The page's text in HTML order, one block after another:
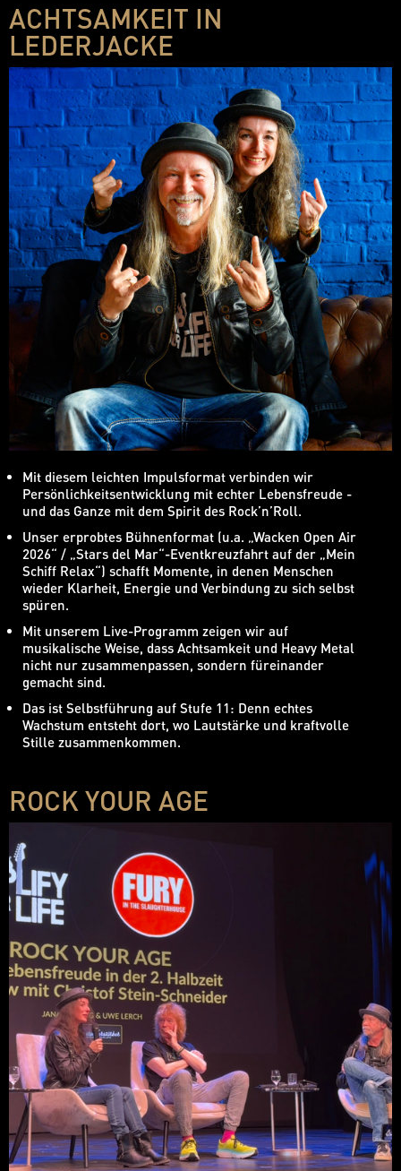
ACHTSAMKEIT IN
LEDERJACKE
Mit diesem leichten Impulsformat verbinden wir
Persönlichkeitsentwicklung mit echter Lebensfreude -
und das Ganze mit dem Spirit des Rock’n’Roll.
Unser erprobtes Bühnenformat (u.a. „Wacken Open Air
2026“ / „Stars del Mar“-Eventkreuzfahrt auf der „Mein
Schiff Relax“) schafft Momente, in denen Menschen
wieder Klarheit, Energie und Verbindung zu sich selbst
spüren.
Mit unserem Live-Programm zeigen wir auf
musikalische Weise, dass Achtsamkeit und Heavy Metal
nicht nur zusammenpassen, sondern füreinander
gemacht sind.
Das ist Selbstführung auf Stufe 11: Denn echtes
Wachstum entsteht dort, wo Lautstärke und kraftvolle
Stille zusammenkommen.
ROCK YOUR AGE